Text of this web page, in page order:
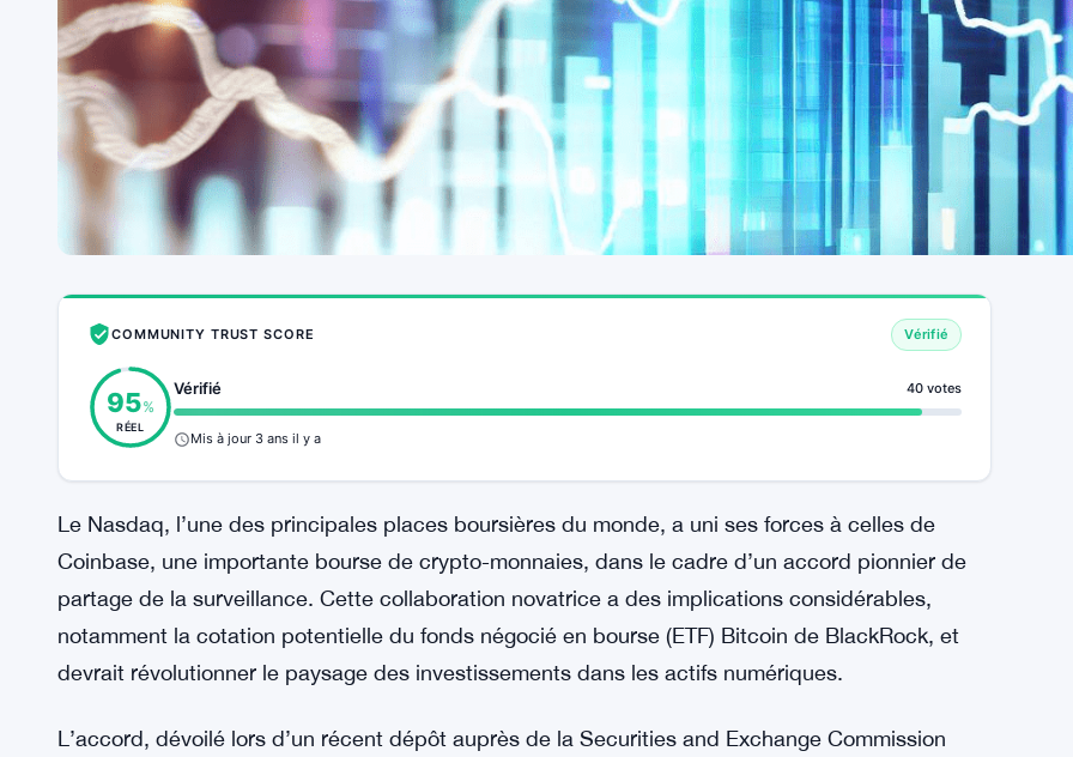
COMMUNITY TRUST SCORE Vérifié
95%
RÉEL
Vérifié 40 votes
Mis à jour 3 ans il y a
Le Nasdaq, l’une des principales places boursières du monde, a uni ses forces à celles de
Coinbase, une importante bourse de crypto-monnaies, dans le cadre d’un accord pionnier de
partage de la surveillance. Cette collaboration novatrice a des implications considérables,
notamment la cotation potentielle du fonds négocié en bourse (ETF) Bitcoin de BlackRock, et
devrait révolutionner le paysage des investissements dans les actifs numériques.
L’accord, dévoilé lors d’un récent dépôt auprès de la Securities and Exchange Commission